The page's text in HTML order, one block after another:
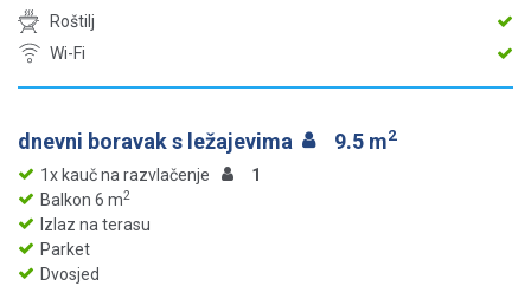
Roštilj
Wi-Fi
dnevni boravak s ležajevima 9.5 m2
1x kauč na razvlačenje
1
Balkon 6 m2
Izlaz na terasu
Parket
Dvosjed